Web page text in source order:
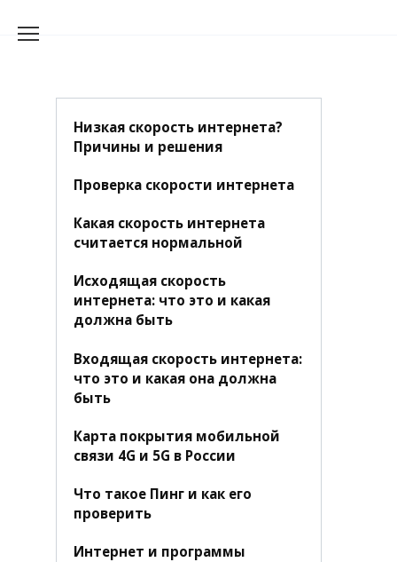
Низкая скорость интернета?
Причины и решения
Проверка скорости интернета
Какая скорость интернета
считается нормальной
Исходящая скорость
интернета: что это и какая
должна быть
Входящая скорость интернета:
что это и какая она должна
быть
Карта покрытия мобильной
связи 4G и 5G в России
Что такое Пинг и как его
проверить
Интернет и программы